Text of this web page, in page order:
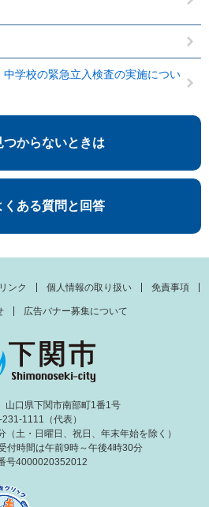
中学校の緊急立入検査の実施につい
つからないときは
くある質問と回答
ンク 個人情報の取り扱い 免責事項
広告バナー募集について
口県下関市南部町1番1号
1111（代表）
土・日曜日、祝日、年末年始を除く）
付時間は午前9時～午後4時30分
号4000020352012